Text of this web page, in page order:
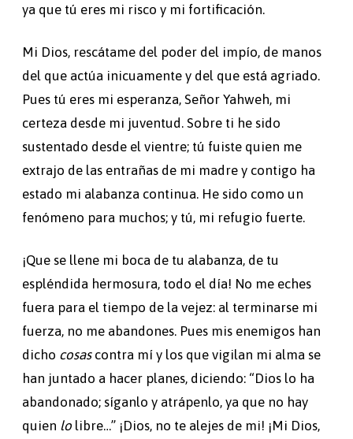
ya que tú eres mi risco y mi fortificación.
Mi Dios, rescátame del poder del impío, de manos
del que actúa inicuamente y del que está agriado.
Pues tú eres mi esperanza, Señor Yahweh, mi
certeza desde mi juventud. Sobre ti he sido
sustentado desde el vientre; tú fuiste quien me
extrajo de las entrañas de mi madre y contigo ha
estado mi alabanza continua. He sido como un
fenómeno para muchos; y tú, mi refugio fuerte.
¡Que se llene mi boca de tu alabanza, de tu
espléndida hermosura, todo el día! No me eches
fuera para el tiempo de la vejez: al terminarse mi
fuerza, no me abandones. Pues mis enemigos han
dicho cosascontra mí y los que vigilan mi alma se
han juntado a hacer planes, diciendo: “Dios lo ha
abandonado; síganlo y atrápenlo, ya que no hay
quien lo libre…” ¡Dios, no te alejes de mi! ¡Mi Dios,